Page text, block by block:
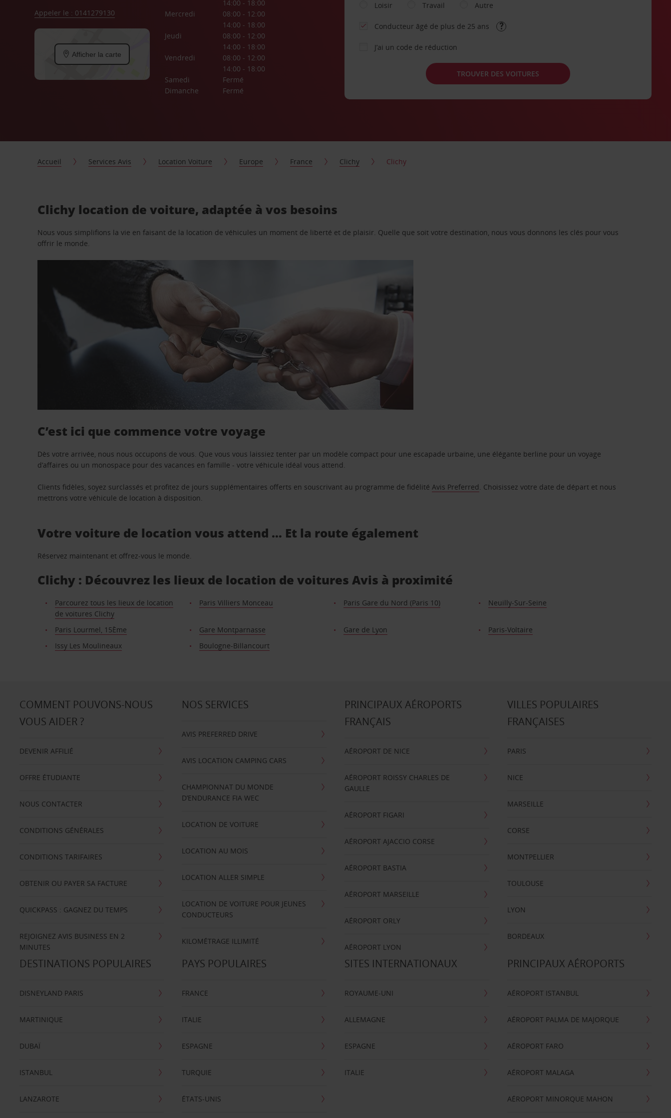
Appeler le : 0141279130
Afficher la carte
14:00 - 18:00
Mercredi
08:00 - 12:00
14:00 - 18:00
Jeudi
08:00 - 12:00
14:00 - 18:00
Vendredi
08:00 - 12:00
14:00 - 18:00
Samedi
Fermé
Dimanche
Fermé
Loisir
Travail Autre
Conducteur âgé de plus de 25 ans
J’ai un code de réduction
TROUVER DES VOITURES
Accueil Services Avis Location Voiture Europe France Clichy Clichy
Clichy location de voiture, adaptée à vos besoins
Nous vous simplifions la vie en faisant de la location de véhicules un moment de liberté et de plaisir. Quelle que soit votre destination, nous vous donnons les clés pour vous
offrir le monde.
C’est ici que commence votre voyage
Dès votre arrivée, nous nous occupons de vous. Que vous vous laissiez tenter par un modèle compact pour une escapade urbaine, une élégante berline pour un voyage
d’affaires ou un monospace pour des vacances en famille - votre véhicule idéal vous attend.
Clients fidèles, soyez surclassés et profitez de jours supplémentaires offerts en souscrivant au programme de fidélitéAvis Preferred. Choisissez votre date de départ et nous
mettrons votre véhicule de location à disposition.
Votre voiture de location vous attend … Et la route également
Réservez maintenant et offrez-vous le monde.
Clichy : Découvrez les lieux de location de voitures Avis à proximité
Parcourez tous les lieux de location
de voitures Clichy
Paris Villiers Monceau Paris Gare du Nord (Paris 10) Neuilly-Sur-Seine
Paris Lourmel, 15Ème Gare Montparnasse Gare de Lyon
Paris-Voltaire
Issy Les Moulineaux
Boulogne-Billancourt
COMMENT POUVONS-NOUS
VOUS AIDER ?
DEVENIR AFFILIÉ
OFFRE ÉTUDIANTE
NOUS CONTACTER
CONDITIONS GÉNÉRALES
CONDITIONS TARIFAIRES
OBTENIR OU PAYER SA FACTURE
QUICKPASS : GAGNEZ DU TEMPS
REJOIGNEZ AVIS BUSINESS EN 2
MINUTES
NOS SERVICES
AVIS PREFERRED DRIVE
AVIS LOCATION CAMPING CARS
CHAMPIONNAT DU MONDE
D’ENDURANCE FIA WEC
LOCATION DE VOITURE
LOCATION AU MOIS
LOCATION ALLER SIMPLE
LOCATION DE VOITURE POUR JEUNES
CONDUCTEURS
KILOMÉTRAGE ILLIMITÉ
PRINCIPAUX AÉROPORTS
FRANÇAIS
AÉROPORT DE NICE
AÉROPORT ROISSY CHARLES DE
GAULLE
AÉROPORT FIGARI
AÉROPORT AJACCIO CORSE
AÉROPORT BASTIA
AÉROPORT MARSEILLE
AÉROPORT ORLY
AÉROPORT LYON
VILLES POPULAIRES
FRANÇAISES
PARIS
NICE
MARSEILLE
CORSE
MONTPELLIER
TOULOUSE
LYON
BORDEAUX
DESTINATIONS POPULAIRES
DISNEYLAND PARIS
MARTINIQUE
DUBAÏ
ISTANBUL
LANZAROTE
PAYS POPULAIRES
FRANCE
ITALIE
ESPAGNE
TURQUIE
ÉTATS-UNIS
SITES INTERNATIONAUX
ROYAUME-UNI
ALLEMAGNE
ESPAGNE
ITALIE
PRINCIPAUX AÉROPORTS
AÉROPORT ISTANBUL
AÉROPORT PALMA DE MAJORQUE
AÉROPORT FARO
AÉROPORT MALAGA
AÉROPORT MINORQUE MAHON